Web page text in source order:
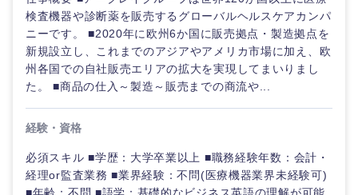
ム
技術職
（モノづ
くり）
金融専門
メディカ
建設・施工管理
事務職
その他
コンサル・シンクタンク
広告・宣伝・印刷
エンターテイメント
検査機器や診断薬を販売するグローバルヘルスケアカンパ
ニーです。 ■2020年に欧州6か国に販売拠点・製造拠点を
新規設立し、これまでのアジアやアメリカ市場に加え、欧
州各国での自社販売エリアの拡大を実現してまいりまし
た。 ■商品の仕入～製造～販売までの商流や...
経験・資格
必須スキル ■学歴：大学卒業以上 ■職務経験年数：会計・
経理or監査業務 ■業界経験：不問(医療機器業界未経験可)